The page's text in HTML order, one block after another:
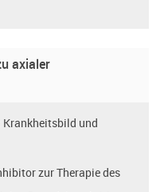
axialer
und
zur Therapie des